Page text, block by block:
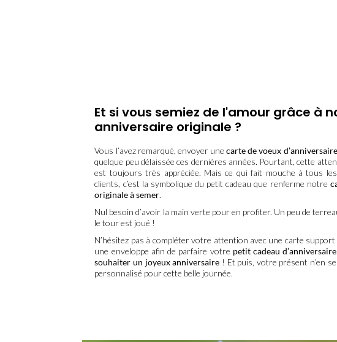
Et si vous semiez de l'amour grâce à
anniversaire originale ?
Vous l’avez remarqué, envoyer unecarte de voeux d’anniversaire
quelque peu délaissée ces dernières années. Pourtant, cette
est toujours très appréciée. Mais ce qui fait mouche à tous
clients, c’est la symbolique du petit cadeau que renferme notre
originale à semer.
Nul besoin d’avoir la main verte pour en profiter. Un peu de
le tour est joué !
N’hésitez pas à compléter votre attention avec une carte
une enveloppe afin de parfaire votre petit cadeau d’anniversaire
souhaiter un joyeux anniversaire ! Et puis, votre présent n’en
personnalisé pour cette belle journée.